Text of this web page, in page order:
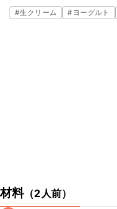
がりいただけますよ。
#生クリーム #ヨーグルト
材料（2人前）